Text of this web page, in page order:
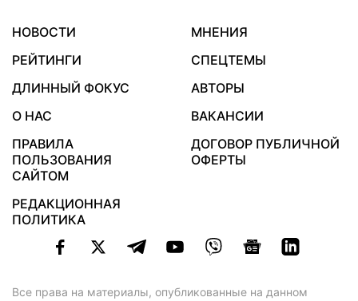
НОВОСТИ
МНЕНИЯ
РЕЙТИНГИ
СПЕЦТЕМЫ
ДЛИННЫЙ ФОКУС
АВТОРЫ
О НАС
ВАКАНСИИ
ПРАВИЛА
ПОЛЬЗОВАНИЯ
САЙТОМ
ДОГОВОР ПУБЛИЧНОЙ
ОФЕРТЫ
РЕДАКЦИОННАЯ
ПОЛИТИКА
Все права на материалы, опубликованные на данном